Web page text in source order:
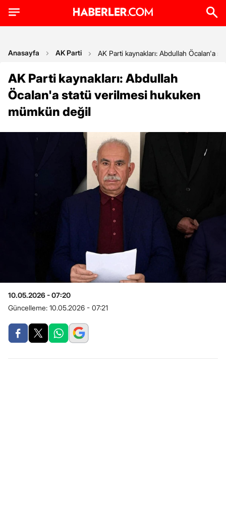
Anasayfa AK Parti AK Parti kaynakları: Abdullah Öcalan'a
AK Parti kaynakları: Abdullah
Öcalan'a statü verilmesi hukuken
mümkün değil
10.05.2026 - 07:20
Güncelleme: 10.05.2026 - 07:21